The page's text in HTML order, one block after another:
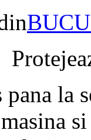
la
si